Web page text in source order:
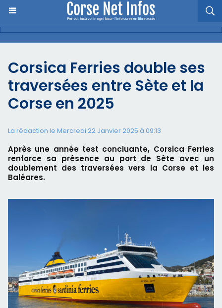
Corsica Ferries double ses
traversées entre Sète et la
Corse en 2025
La rédaction le Mercredi 22 Janvier 2025 à 09:13
Après une année test concluante, Corsica Ferries
renforce sa présence au port de Sète avec un
doublement des traversées vers la Corse et les
Baléares.